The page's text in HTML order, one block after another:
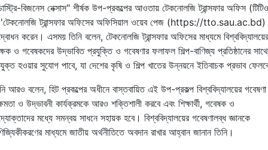
বিজনেস নেক্সাস" শীর্ষক উপ-প্রকল্পের আওতায় টেকনোলজি ট্রান্সফার অফিস
ট্রান্সফার অফিসের অফিসিয়াল ওয়েব পেজ (https://tto.sau.ac.bd)
করেন। এসময় তিনি বলেন, টেকনোলজি ট্রান্সফার অফিসের মাধ্যমে বিশ্ববিদ্যালয়ের
ও গবেষকদের উদ্ভাবিত প্রযুক্তি ও গবেষণার ফলাফল শিল্প-বাণিজ্য প্রতিষ্ঠানের সাথে
হওয়ার সুযোগ পাবে, যা দেশের কৃষি ও শিল্প খাতের উন্নয়নে ইতিবাচক প্রভাব
আরও বলেন, হিট প্রকল্পের অধীনে বাস্তবায়িত এই উপ-প্রকল্প বিশ্ববিদ্যালয়ের গবেষণা
ও উদ্ভাবনী কার্যক্রমকে আরও শক্তিশালী করবে এবং শিক্ষার্থী, গবেষক ও
মধ্যে সমন্বয় সাধনে সহায়ক হবে। বিশ্ববিদ্যালয়ের গবেষণালব্ধ জ্ঞানকে
মাধ্যমে জাতীয় অর্থনীতিতে অবদান রাখার আহ্বান জানান তিনি।